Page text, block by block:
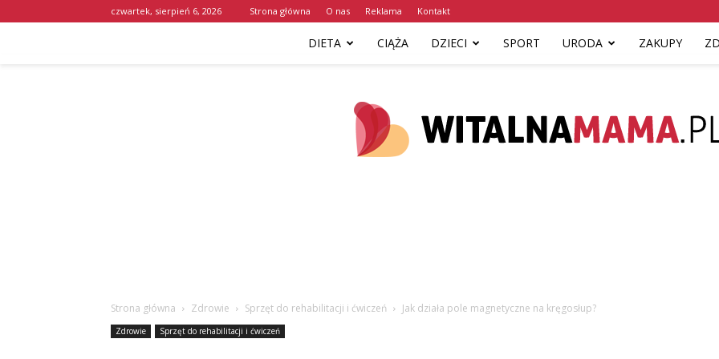
czwartek, sierpień 6, 2026 Strona główna O nas Reklama Kontakt
DIETA CIĄŻA DZIECI SPORT URODA ZAKUPY
Strona główna Zdrowie Sprzęt do rehabilitacji i ćwiczeń Jak działa pole magnetyczne na kręgosłup?
Zdrowie Sprzęt do rehabilitacji i ćwiczeń